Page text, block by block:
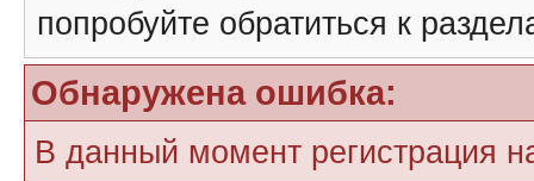
попробуйте обратиться к
Обнаружена ошибка:
В данный момент регистрация